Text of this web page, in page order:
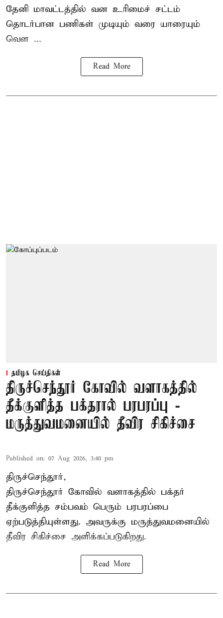
தேனி மாவட்டத்தில் வன உரிமைச் சட்டம்
தொடர்பான பணிகள் முடியும் வரை யாரையும்
வெள ...
Read More
தமிழக செய்திகள்
திருச்செந்தூர் கோவில் வளாகத்தில்
தீக்குளித்த பக்தரால் பரபரப்பு -
மருத்துவமனையில் தீவிர சிகிச்சை
Published on: 07 Aug 2026, 3:40 pm
திருச்செந்தூர்,
திருச்செந்தூர் கோவில் வளாகத்தில் பக்தர்
தீக்குளித்த சம்பவம் பெரும் பரபரப்பை
ஏற்படுத்தியுள்ளது. அவருக்கு மருத்துவமனையில்
தீவிர சிகிச்சை அளிக்கப்படுகிறது.
Read More